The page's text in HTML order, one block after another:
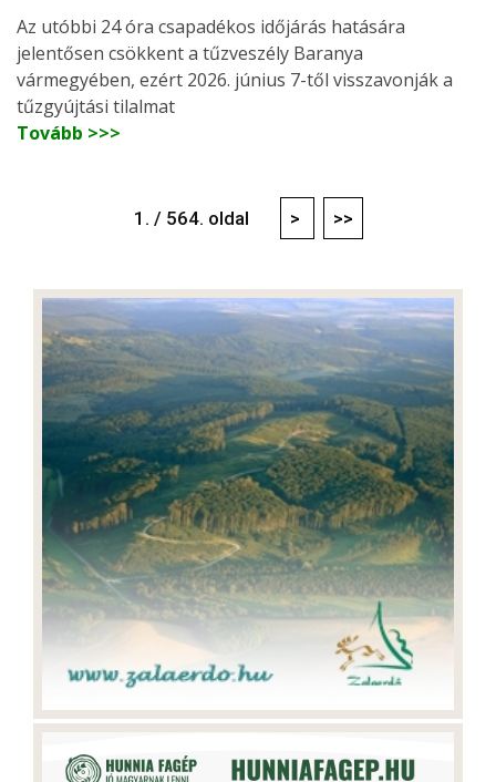
Az utóbbi 24 óra csapadékos időjárás hatására
jelentősen csökkent a tűzveszély Baranya
vármegyében, ezért 2026. június 7-től visszavonják a
tűzgyújtási tilalmat
Tovább >>>
1. / 564. oldal > >>